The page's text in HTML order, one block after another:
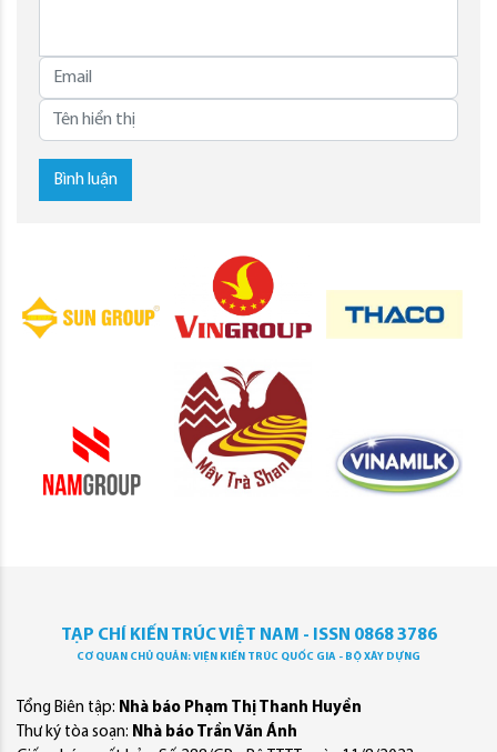
Bình luận
TẠP CHÍ KIẾN TRÚC VIỆT NAM - ISSN 0868 3786
CƠ QUAN CHỦ QUẢN: VIỆN KIẾN TRÚC QUỐC GIA - BỘ XÂY DỰNG
Tổng Biên tập: Nhà báo Phạm Thị Thanh Huyền
Thư ký tòa soạn: Nhà báo Trần Văn Ánh